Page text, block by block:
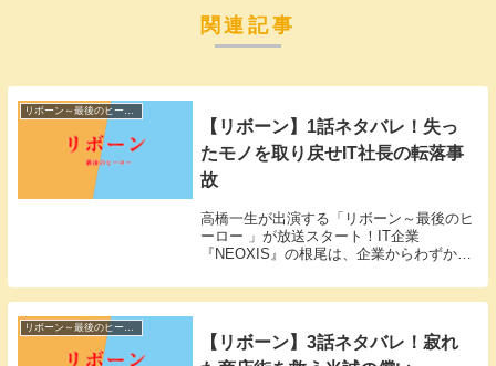
関連記事
リボーン～最後のヒーロー
【リボーン】1話ネタバレ！失っ
たモノを取り戻せIT社長の転落事
故
高橋一生が出演する「リボーン～最後のヒ
ーロー 」が放送スタート！IT企業
『NEOXIS』の根尾は、企業からわずか7
1話、「上層階級から庶民へ」。「リボー
ン～最後のヒーロー～」1話視聴率「リボ
リボーン～最後のヒーロー
【リボーン】3話ネタバレ！寂れ